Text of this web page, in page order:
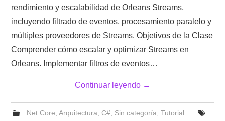
rendimiento y escalabilidad de Orleans Streams,
incluyendo filtrado de eventos, procesamiento paralelo y
múltiples proveedores de Streams. Objetivos de la Clase
Comprender cómo escalar y optimizar Streams en
Orleans. Implementar filtros de eventos…
Continuar leyendo →
.Net Core, Arquitectura, C#, Sin categoría, Tutorial